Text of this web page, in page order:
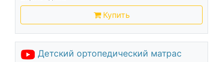
Купить
Детский ортопедический матрас